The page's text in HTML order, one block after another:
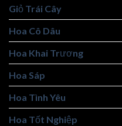
Giỏ Trái Cây
Hoa Cô Dâu
Hoa Khai Trương
Hoa Sáp
Hoa Tình Yêu
Hoa Tốt Nghiệp